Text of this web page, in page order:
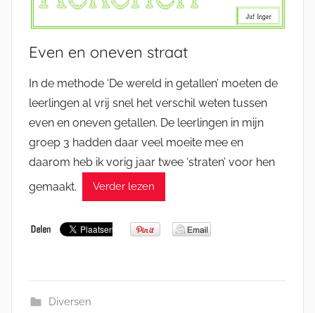
Even en oneven straat
In de methode ‘De wereld in getallen’ moeten de
leerlingen al vrij snel het verschil weten tussen
even en oneven getallen. De leerlingen in mijn
groep 3 hadden daar veel moeite mee en
daarom heb ik vorig jaar twee ‘straten’ voor hen
gemaakt.
Verder lezen
Diversen